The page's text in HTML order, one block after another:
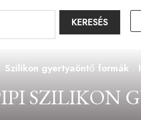
KERESÉS
Szilikon gyertyaöntő formák
SZILIKON